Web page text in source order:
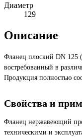
Диаметр
129
Описание
Фланец плоский DN 125
востребованный в
Продукция полностью
Свойства и
Фланец нержавеющий
техническими и